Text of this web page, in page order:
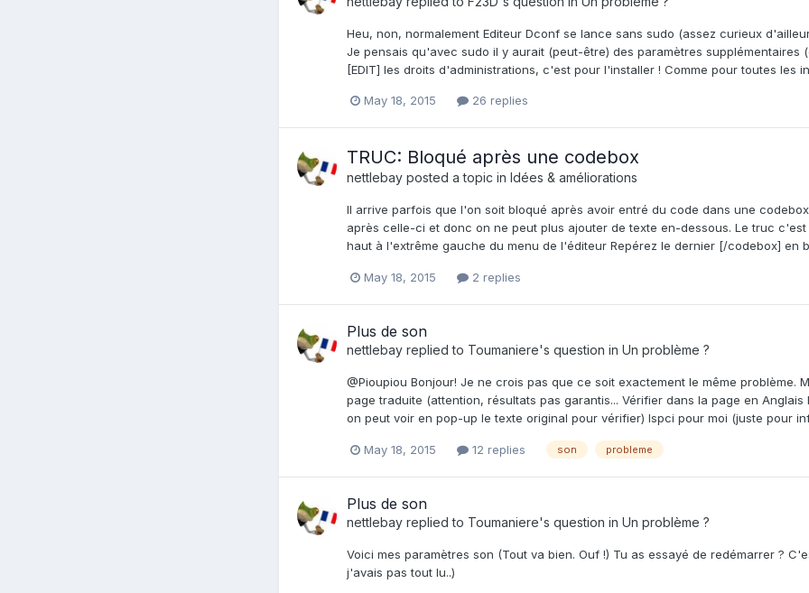
Heu, non, normalement Editeur Dconf se lance sans sudo (assez curieux
Je pensais qu'avec sudo il y aurait (peut-être) des paramètres supplémentaires
[EDIT] les droits d'administrations, c'est pour l'installer ! Comme pour toutes les
May 18, 2015 26 replies
TRUC: Bloqué après une codebox
nettlebay posted a topic in Idées & améliorations
Il arrive parfois que l'on soit bloqué après avoir entré du code dans une
après celle-ci et donc on ne peut plus ajouter de texte en-dessous. Le truc
haut à l'extrême gauche du menu de l'éditeur Repérez le dernier [/codebox] en
May 18, 2015 2 replies
Plus de son
nettlebay replied to Toumaniere's question in Un problème ?
@Pioupiou Bonjour! Je ne crois pas que ce soit exactement le même
page traduite (attention, résultats pas garantis... Vérifier dans la page en
on peut voir en pop-up le texte original pour vérifier) lspci pour moi (juste pour
May 18, 2015 12 replies son probleme
Plus de son
nettlebay replied to Toumaniere's question in Un problème ?
Voici mes paramètres son (Tout va bien. Ouf !) Tu as essayé de redémarrer ?
j'avais pas tout lu..)